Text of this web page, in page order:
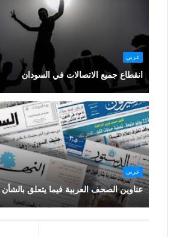
عربي
انقطاع جميع الاتصالات في السودان
عربي
عناوين الصحف العربية فيما يتعلق